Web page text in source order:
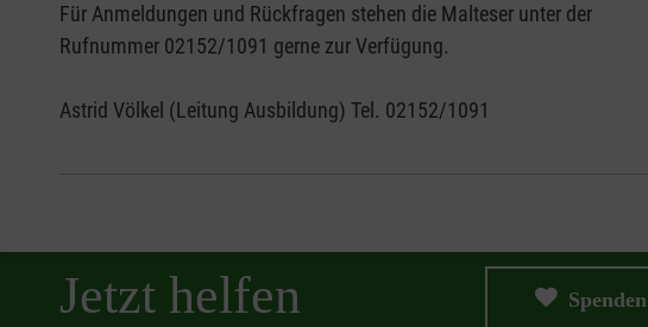
Für Anmeldungen und Rückfragen stehen die Malteser unter der
Rufnummer 02152/1091 gerne zur Verfügung.
Astrid Völkel (Leitung Ausbildung) Tel. 02152/1091
Jetzt helfen Spenden